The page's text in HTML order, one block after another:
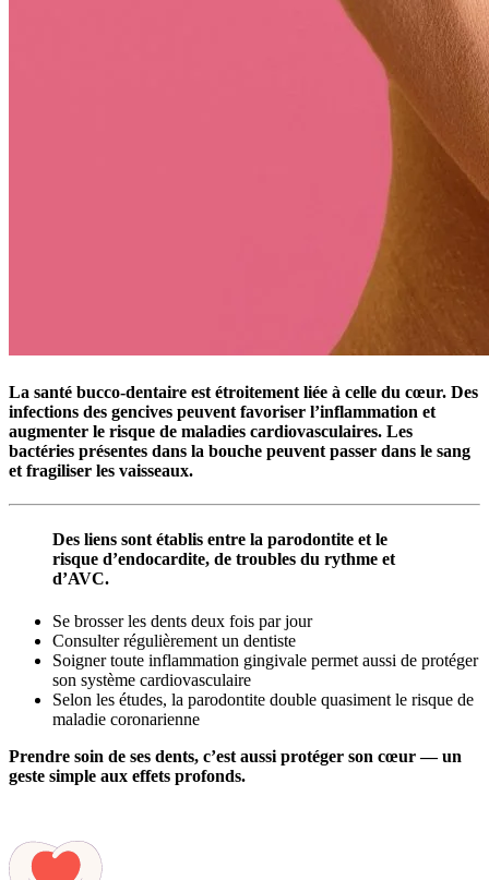
La santé bucco-dentaire est étroitement liée à celle du cœur. Des
infections des gencives peuvent favoriser l’inflammation et
augmenter le risque de maladies cardiovasculaires. Les
bactéries présentes dans la bouche peuvent passer dans le sang
et fragiliser les vaisseaux.
Des liens sont établis entre la parodontite et le
risque d’endocardite, de troubles du rythme et
d’AVC.
Se brosser les dents deux fois par jour
Consulter régulièrement un dentiste
Soigner toute inflammation gingivale permet aussi de protéger
son système cardiovasculaire
Selon les études, la parodontite double quasiment le risque de
maladie coronarienne
Prendre soin de ses dents, c’est aussi protéger son cœur — un
geste simple aux effets profonds.